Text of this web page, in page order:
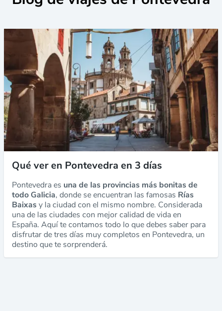
Qué ver en Pontevedra en 3 días
Pontevedra es una de las provincias más bonitas de
todo Galicia, donde se encuentran las famosas Rías
Baixas y la ciudad con el mismo nombre. Considerada
una de las ciudades con mejor calidad de vida en
España. Aquí te contamos todo lo que debes saber para
disfrutar de tres días muy completos en Pontevedra, un
destino que te sorprenderá.